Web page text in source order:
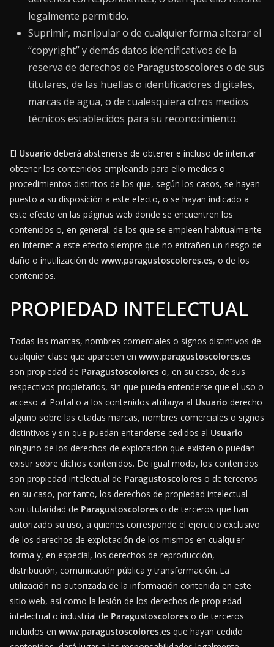
legalmente permitido.
Suprimir, manipular o de cualquier forma alterar el
“copyright” y demás datos identificativos de la
reserva de derechos de Paragustoscolores o de sus
titulares, de las huellas o identificadores digitales,
marcas de agua, o de cualesquiera otros medios
técnicos establecidos para su reconocimiento.
El Usuario deberá abstenerse de obtener e incluso de intentar
obtener los contenidos empleando para ello medios o
procedimientos distintos de los que, según los casos, se hayan
puesto a su disposición a este efecto, o se hayan indicado a
este efecto en las páginas web donde se encuentren los
contenidos o, en general, de los que se empleen habitualmente
en Internet a este efecto siempre que no entrañen un riesgo de
daño o inutilización de www.paragustoscolores.es, o de los
contenidos.
PROPIEDAD INTELECTUAL
Todas las marcas, nombres comerciales o signos distintivos de
cualquier clase que aparecen en www.paragustoscolores.es
son propiedad de Paragustoscolores o, en su caso, de sus
respectivos propietarios, sin que pueda entenderse que el uso o
acceso al Portal o a los contenidos atribuya al Usuario derecho
alguno sobre las citadas marcas, nombres comerciales o signos
distintivos y sin que puedan entenderse cedidos al Usuario
ninguno de los derechos de explotación que existen o puedan
existir sobre dichos contenidos. De igual modo, los contenidos
son propiedad intelectual de Paragustoscolores o de terceros
en su caso, por tanto, los derechos de propiedad intelectual
son titularidad de Paragustoscolores o de terceros que han
autorizado su uso, a quienes corresponde el ejercicio exclusivo
de los derechos de explotación de los mismos en cualquier
forma y, en especial, los derechos de reproducción,
distribución, comunicación pública y transformación. La
utilización no autorizada de la información contenida en este
sitio web, así como la lesión de los derechos de propiedad
intelectual o industrial de Paragustoscolores o de terceros
incluidos en www.paragustoscolores.es que hayan cedido